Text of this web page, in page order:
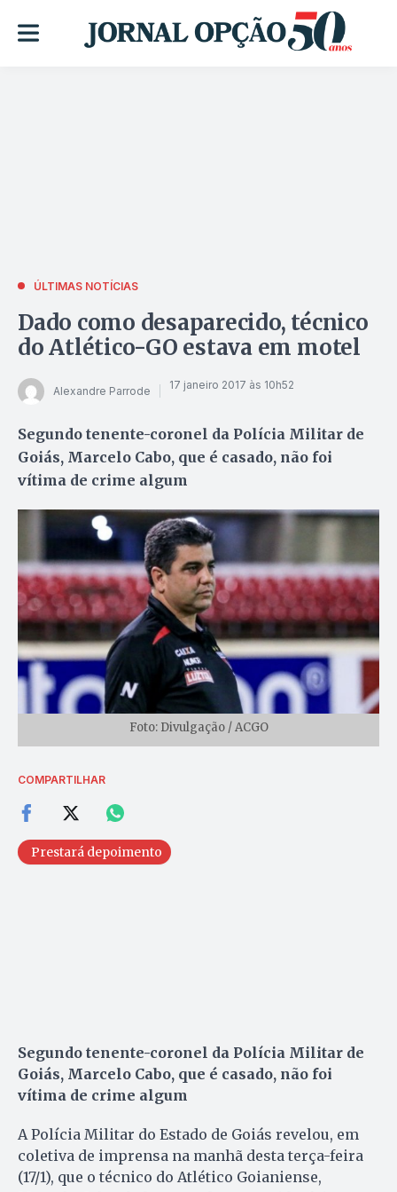
ÚLTIMAS NOTÍCIAS
Dado como desaparecido, técnico
do Atlético-GO estava em motel
Alexandre Parrode 17 janeiro 2017 às 10h52
Segundo tenente-coronel da Polícia Militar de
Goiás, Marcelo Cabo, que é casado, não foi
vítima de crime algum
Foto: Divulgação / ACGO
COMPARTILHAR
Prestará depoimento
Segundo tenente-coronel da Polícia Militar de
Goiás, Marcelo Cabo, que é casado, não foi
vítima de crime algum
A Polícia Militar do Estado de Goiás revelou, em
coletiva de imprensa na manhã desta terça-feira
(17/1), que o técnico do Atlético Goianiense,